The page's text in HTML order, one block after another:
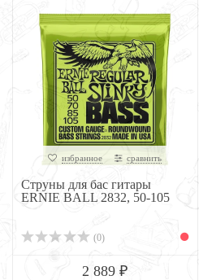
избранное сравнить
Струны для бас гитары
ERNIE BALL 2832, 50-105
(0)
2 889 ₽